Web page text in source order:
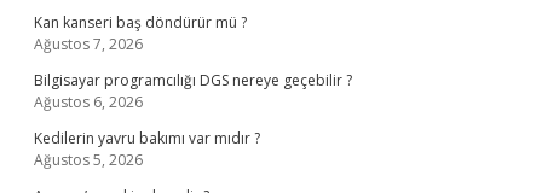
Kan kanseri baş döndürür mü ?
Ağustos 7, 2026
Bilgisayar programcılığı DGS nereye geçebilir ?
Ağustos 6, 2026
Kedilerin yavru bakımı var mıdır ?
Ağustos 5, 2026